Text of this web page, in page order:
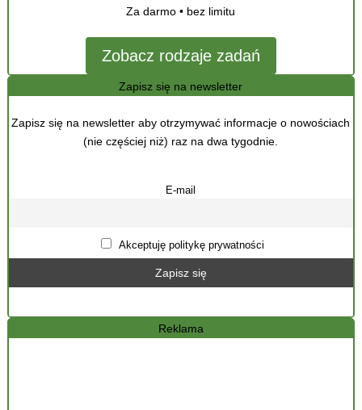
Za darmo • bez limitu
Zobacz rodzaje zadań
Zapisz się na newsletter
Zapisz się na newsletter aby otrzymywać informacje o nowościach
(nie częściej niż) raz na dwa tygodnie.
E-mail
Akceptuję politykę prywatności
Reklama